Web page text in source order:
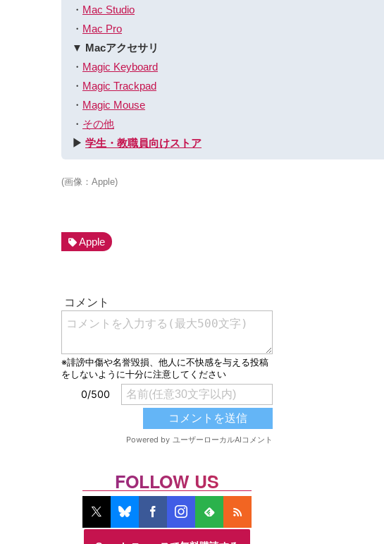
・ Mac Studio
・ Mac Pro
▼ Macアクセサリ
・ Magic Keyboard
・ Magic Trackpad
・ Magic Mouse
・ その他
▶︎ 学生・教職員向けストア
(画像：Apple)
Apple
FOLLOW US